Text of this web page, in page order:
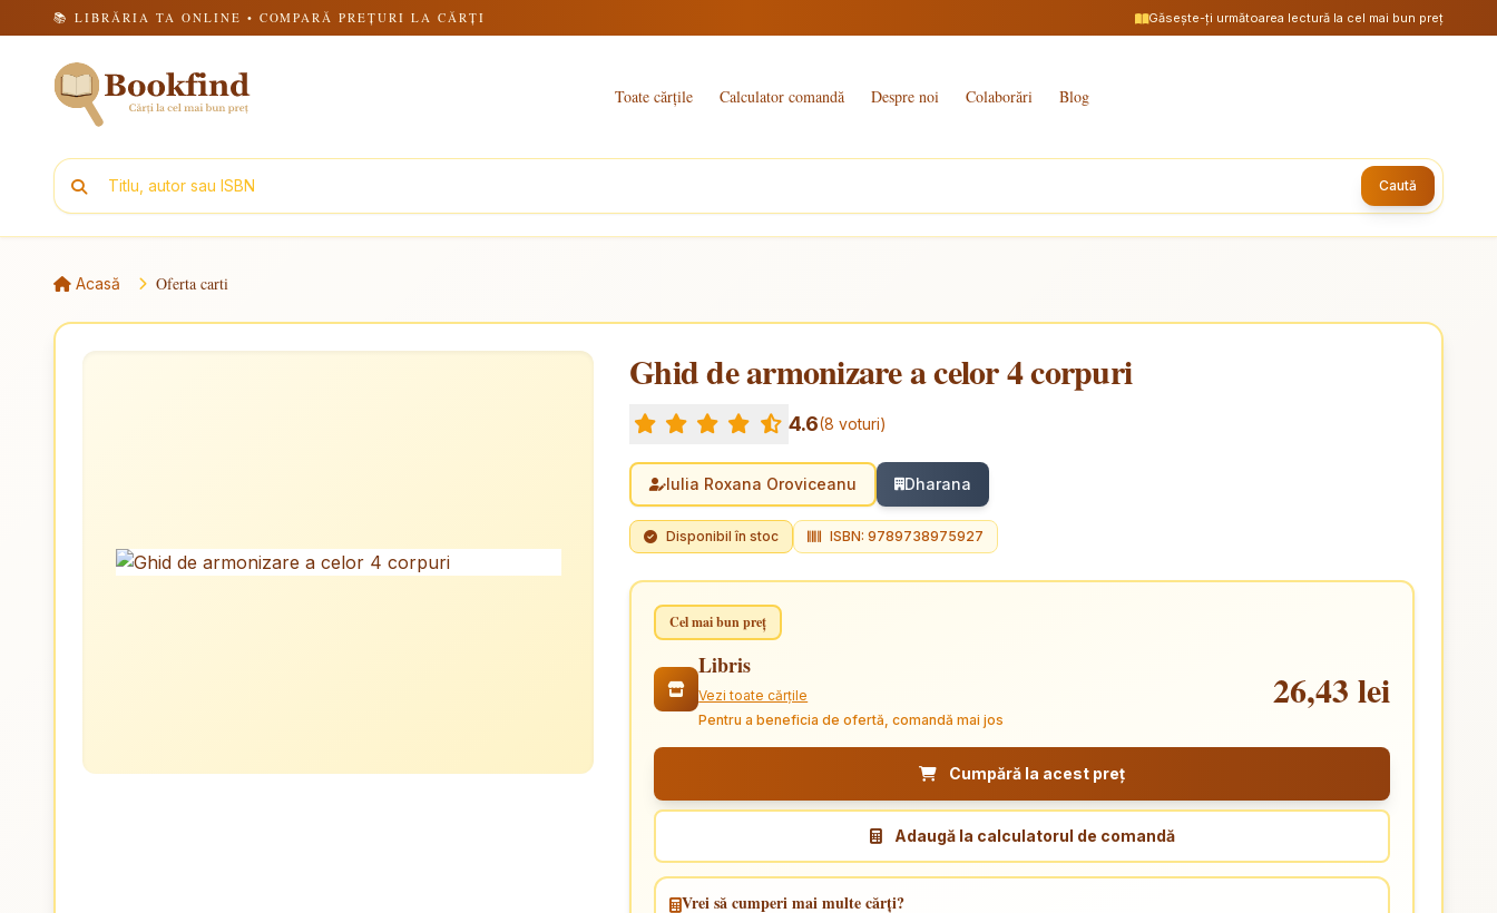
📚 LIBRĂRIA TA ONLINE • COMPARĂ PREȚURI LA CĂRȚI Găsește-ți următoarea lectură la cel mai bun preț
Toate cărțile Calculator comandă Despre noi Colaborări Blog
Caută
Acasă Oferta carti
Ghid de armonizare a celor 4 corpuri
4.6(8 voturi)
Iulia Roxana Oroviceanu Dharana
Disponibil în stoc ISBN: 9789738975927
Cel mai bun preț
Libris
Vezi toate cărțile
Pentru a beneficia de ofertă, comandă mai jos
26,43 lei
Cumpără la acest preț
Adaugă la calculatorul de comandă
Vrei să cumperi mai multe cărți?